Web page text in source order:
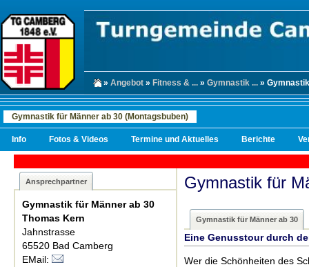
» Angebot » Fitness & ... » Gymnastik ... »
Gymnastik für Männer ab 30 (Montagsbuben)
Info Fotos & Videos Termine und Aktuelles Berichte
Ansprechpartner
Gymnastik für Männer ab 30
Thomas Kern
Jahnstrasse
65520 Bad Camberg
EMail:
Gymnastik für
Gymnastik für Männer ab 30
Eine Genusstour durch
Wer die Schönheiten des